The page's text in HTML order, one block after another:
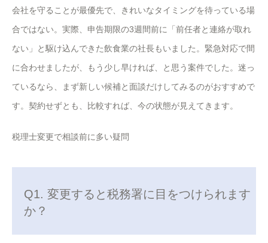
会社を守ることが最優先で、きれいなタイミングを待っている場
合ではない。実際、申告期限の3週間前に「前任者と連絡が取れ
ない」と駆け込んできた飲食業の社長もいました。緊急対応で間
に合わせましたが、もう少し早ければ、と思う案件でした。迷っ
ているなら、まず新しい候補と面談だけしてみるのがおすすめで
す。契約せずとも、比較すれば、今の状態が見えてきます。
税理士変更で相談前に多い疑問
Q1. 変更すると税務署に目をつけられます
か？